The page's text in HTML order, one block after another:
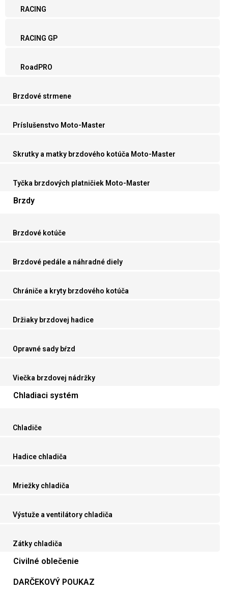
RACING
RACING GP
RoadPRO
Brzdové strmene
Príslušenstvo Moto-Master
Skrutky a matky brzdového kotúča Moto-Master
Tyčka brzdových platničiek Moto-Master
Brzdy
Brzdové kotúče
Brzdové pedále a náhradné diely
Chrániče a kryty brzdového kotúča
Držiaky brzdovej hadice
Opravné sady bŕzd
Viečka brzdovej nádržky
Chladiaci systém
Chladiče
Hadice chladiča
Mriežky chladiča
Výstuže a ventilátory chladiča
Zátky chladiča
Civilné oblečenie
DARČEKOVÝ POUKAZ